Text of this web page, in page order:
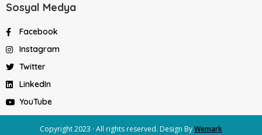
Sosyal Medya
Facebook
Instagram
Twitter
LinkedIn
YouTube
Copyright 2023 · All rights reserved. Design ByWemark